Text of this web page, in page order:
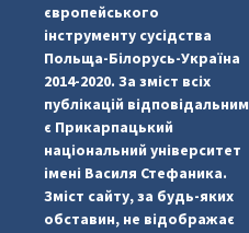
європейського
інструменту сусідства
Польща-Білорусь-Україна
2014-2020. За зміст всіх
публікацій відповідальним
є Прикарпацький
національний університет
імені Василя Стефаника.
Зміст сайту, за будь-яких
обставин, не відображає